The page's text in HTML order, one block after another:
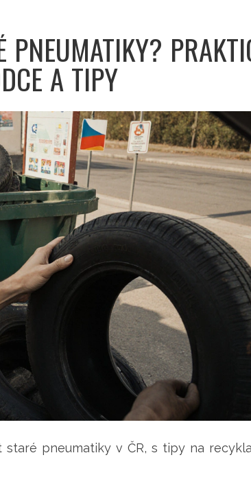
PNEUMATIKY?
A TIPY
pneumatiky v ČR, s tipy na